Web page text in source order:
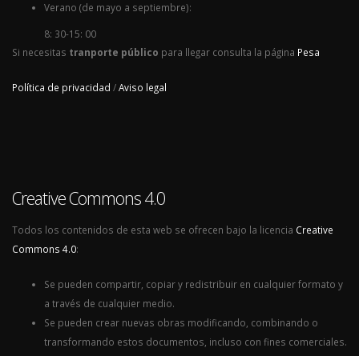
Verano (de mayo a septiembre):
8: 30-15: 00
Si necesitas tranporte público para llegar consulta la página Pesa
Política de privacidad /Aviso legal
Creative Commons 4.0
Todos los contenidos de esta web se ofrecen bajo la licencia Creative
Commons 4.0:
Se pueden compartir, copiar y redistribuir en cualquier formato y
a través de cualquier medio.
Se pueden crear nuevas obras modificando, combinando o
transformando estos documentos, incluso con fines comerciales.